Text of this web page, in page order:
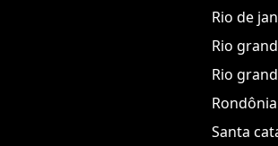
Rio de
Rio
Rio
Rondônia
Santa